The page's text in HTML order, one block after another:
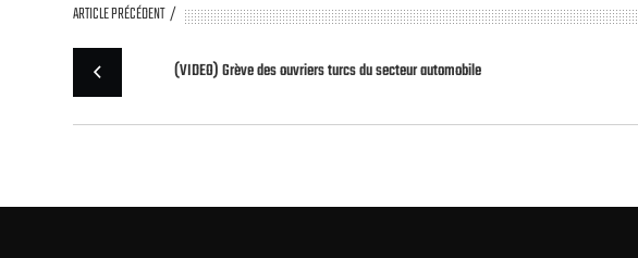
ARTICLE PRÉCÉDENT
(VIDEO) Grève des ouvriers turcs du secteur automobile